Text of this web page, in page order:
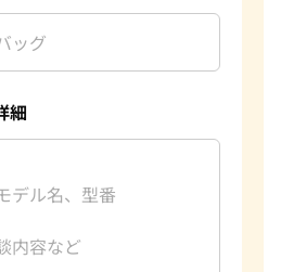
細